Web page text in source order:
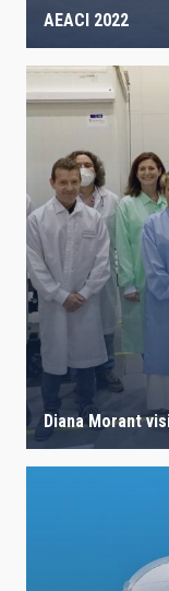
AEACI 2022
Diana Morant